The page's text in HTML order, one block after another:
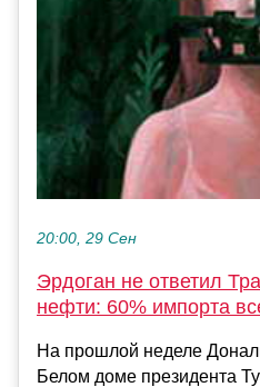
20:00, 29 Сен
Эрдоган не ответил
нефти: 60% импорта
На прошлой неделе
Белом доме президента